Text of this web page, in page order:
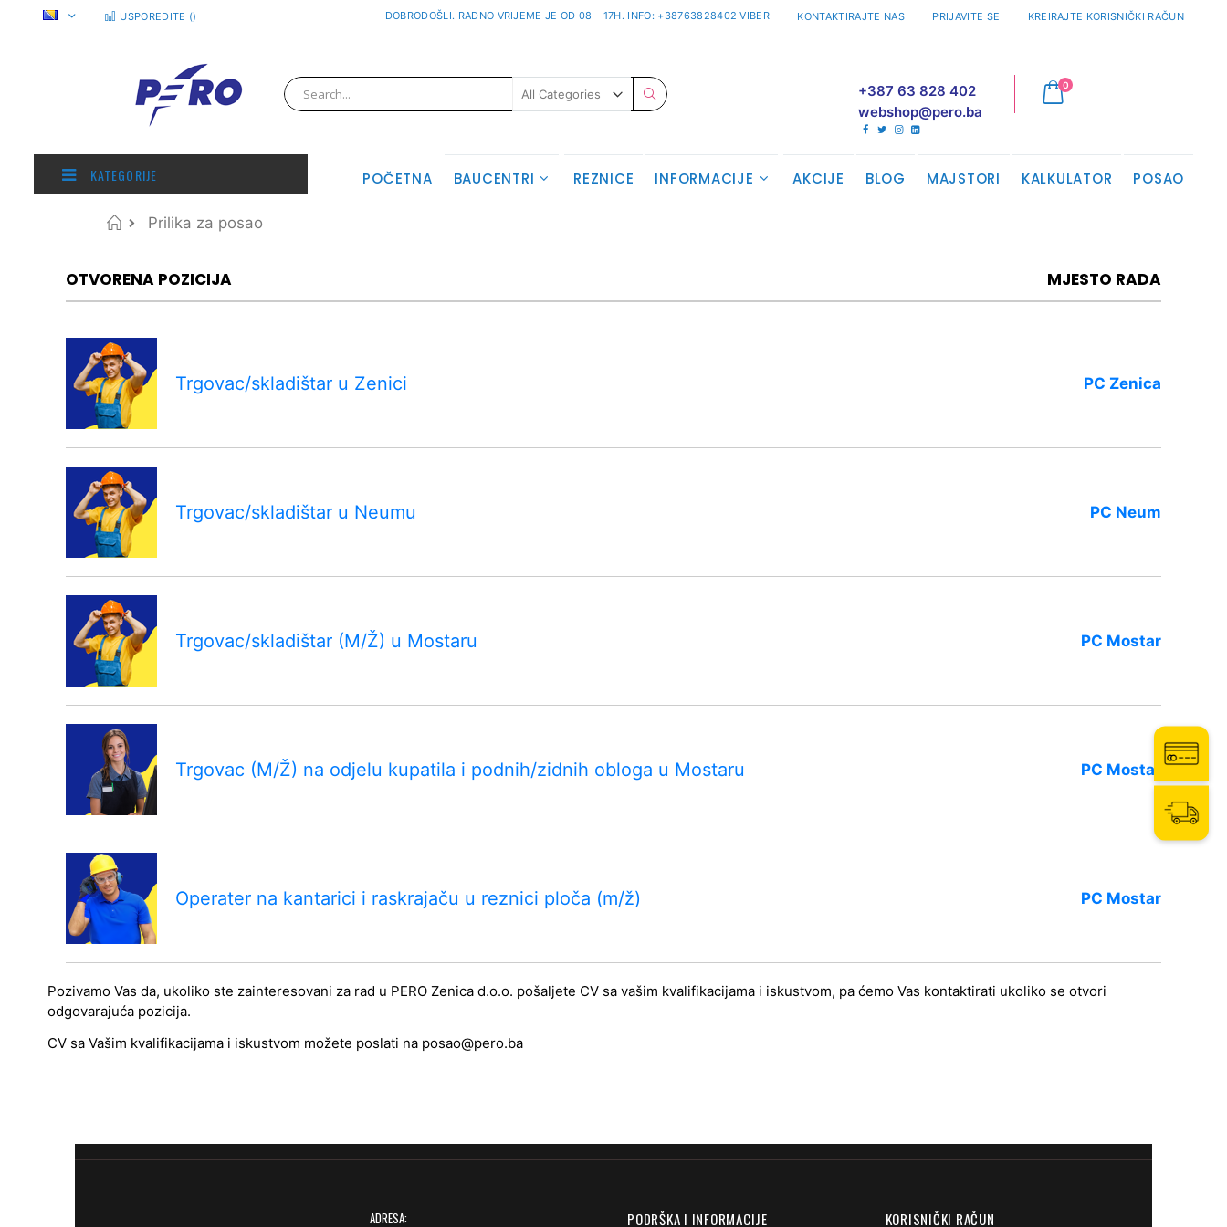
Preskoči
DOBRODOŠLI. RADNO VRIJEME JE OD 08 - 17H. INFO: +38763828402 VIBER KONTAKTIRAJTE NAS
USPOREDITE () PRIJAVITE SE KREIRAJTE KORISNIČKI RAČUN
Cart
0proizvodi
Pretraživanje
+387 63 828 402
webshop@pero.ba
KATEGORIJE POČETNA BAUCENTRI REZNICE INFORMACIJE AKCIJE BLOG MAJSTORI KALKULATOR POSAO
Početna
Prilika za posao
OTVORENA POZICIJA MJESTO RADA
Trgovac/skladištar u Zenici PC Zenica
Trgovac/skladištar u Neumu PC Neum
Trgovac/skladištar (M/Ž) u Mostaru PC Mostar
Trgovac (M/Ž) na odjelu kupatila i podnih/zidnih obloga u Mostaru PC Mostar
Operater na kantarici i raskrajaču u reznici ploča (m/ž) PC Mostar
Pozivamo Vas da, ukoliko ste zainteresovani za rad u PERO Zenica d.o.o. pošaljete CV sa vašim kvalifikacijama i iskustvom, pa ćemo Vas kontaktirati ukoliko se otvori
odgovarajuća pozicija.
CV sa Vašim kvalifikacijama i iskustvom možete poslati na posao@pero.ba
ADRESA: PODRŠKA I INFORMACIJE KORISNIČKI RAČUN